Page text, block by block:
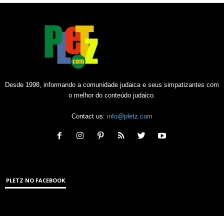
Desde 1998, informando a comunidade judaica e seus simpatizantes com
o melhor do conteúdo judaico.
Contact us: info@pletz.com
PLETZ NO FACEBOOK